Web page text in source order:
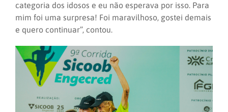
categoria dos idosos e eu não esperava por isso. Para
mim foi uma surpresa! Foi maravilhoso, gostei demais
e quero continuar”, contou.